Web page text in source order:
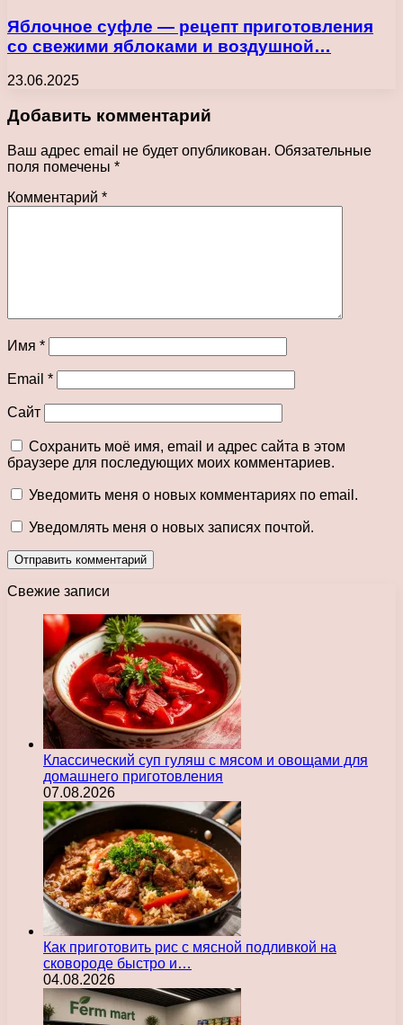
Яблочное суфле — рецепт приготовления
со свежими яблоками и воздушной…
23.06.2025
Добавить комментарий
Ваш адрес email не будет опубликован. Обязательные
поля помечены *
Комментарий *
Имя *
Email *
Сайт
Сохранить моё имя, email и адрес сайта в этом
браузере для последующих моих комментариев.
Уведомить меня о новых комментариях по email.
Уведомлять меня о новых записях почтой.
Свежие записи
Классический суп гуляш с мясом и овощами для
домашнего приготовления
07.08.2026
Как приготовить рис с мясной подливкой на
сковороде быстро и…
04.08.2026